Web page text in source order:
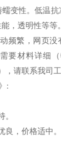
变性。低温
，透明性等等。
频繁，网页没
要材料详细（
，请联系我司
:
。
良，价格适中。